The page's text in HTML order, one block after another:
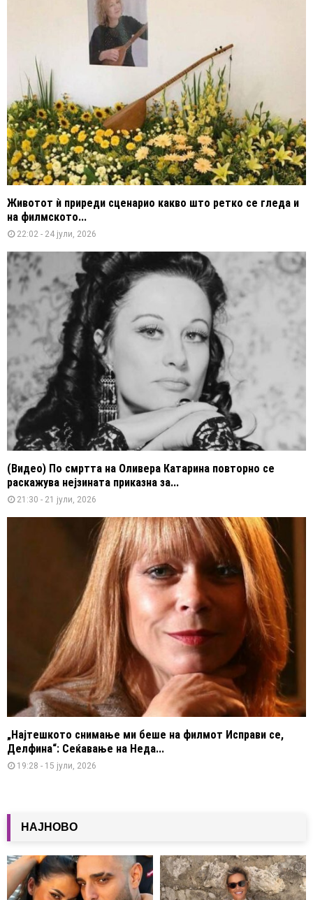
Животот ѝ приреди сценарио какво што ретко се гледа и
на филмското...
22:02 - 24 јули, 2026
(Видео) По смртта на Оливера Катарина повторно се
раскажува нејзината приказна за...
21:30 - 21 јули, 2026
„Најтешкото снимање ми беше на филмот Исправи се,
Делфина“: Сеќавање на Неда...
19:28 - 15 јули, 2026
НАЈНОВО